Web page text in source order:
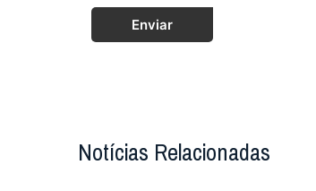
Enviar
Notícias Relacionadas